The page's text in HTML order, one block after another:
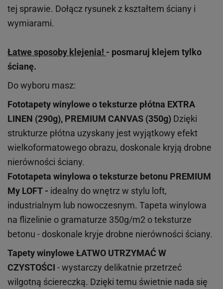
tej sprawie. Dołącz rysunek z kształtem ściany i
wymiarami.
Łatwe sposoby klejenia! - posmaruj klejem tylko
ścianę.
Do wyboru masz:
Fototapety winylowe oteksturze płótna EXTRA
LINEN (290g), PREMIUM CANVAS (350g) Dzięki
strukturze płótna uzyskany jest wyjątkowy efekt
wielkoformatowego obrazu, doskonale kryją drobne
nierówności ściany.
Fototapeta winylowa oteksturze betonu PREMIUM
My LOFT - idealny do wnętrz w stylu loft,
industrialnym lub nowoczesnym. Tapeta winylowa
na flizelinie o gramaturze 350g/m2 o teksturze
betonu - doskonale kryje drobne nierówności ściany.
Tapety winyloweŁATWO UTRZYMAĆ W
CZYSTOŚCI - wystarczy delikatnie przetrzeć
wilgotną ściereczką. Dzięki temu świetnie nada się